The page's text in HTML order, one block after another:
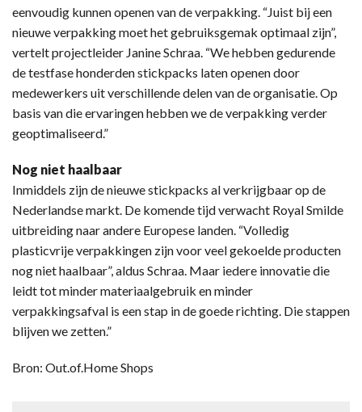
eenvoudig kunnen openen van de verpakking. “Juist bij een
nieuwe verpakking moet het gebruiksgemak optimaal zijn”,
vertelt projectleider Janine Schraa. “We hebben gedurende
de testfase honderden stickpacks laten openen door
medewerkers uit verschillende delen van de organisatie. Op
basis van die ervaringen hebben we de verpakking verder
geoptimaliseerd.”
Nog niet haalbaar
Inmiddels zijn de nieuwe stickpacks al verkrijgbaar op de
Nederlandse markt. De komende tijd verwacht Royal Smilde
uitbreiding naar andere Europese landen. “Volledig
plasticvrije verpakkingen zijn voor veel gekoelde producten
nog niet haalbaar”, aldus Schraa. Maar iedere innovatie die
leidt tot minder materiaalgebruik en minder
verpakkingsafval is een stap in de goede richting. Die stappen
blijven we zetten.”
Bron: Out.of.Home Shops